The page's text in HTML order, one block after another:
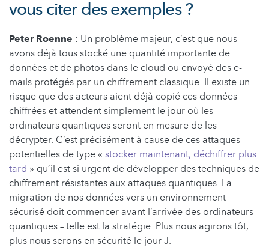
vous citer des exemples ?
Peter Roenne : Un problème majeur, c’est que nous
avons déjà tous stocké une quantité importante de
données et de photos dans le cloud ou envoyé des e-
mails protégés par un chiffrement classique. Il existe un
risque que des acteurs aient déjà copié ces données
chiffrées et attendent simplement le jour où les
ordinateurs quantiques seront en mesure de les
décrypter. C’est précisément à cause de ces attaques
potentielles de type « stocker maintenant, déchiffrer plus
tard » qu’il est si urgent de développer des techniques de
chiffrement résistantes aux attaques quantiques. La
migration de nos données vers un environnement
sécurisé doit commencer avant l’arrivée des ordinateurs
quantiques – telle est la stratégie. Plus nous agirons tôt,
plus nous serons en sécurité le jour J.